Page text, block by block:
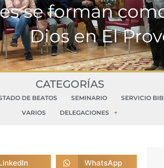
se forman
Dios en El
CATEGORÍAS
DE BEATOS SEMINARIO SERVICIO
VARIOS
DELEGACIONES
WhatsApp